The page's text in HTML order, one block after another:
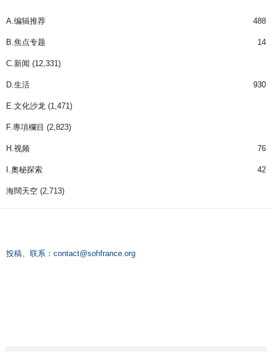
A.编辑推荐 488
B.焦点专题 14
C.新闻 (12,331)
D.生活 930
E.文化沙龙 (1,471)
F.專項欄目 (2,823)
H.视频 76
I.奧秘探索 42
海闊天空 (2,713)
投稿、联系： contact@sohfrance.org